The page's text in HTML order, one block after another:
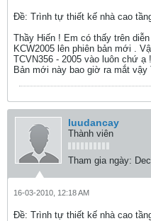
Ðề: Trình tự thiết kế nhà cao
Thầy Hiến ! Em có thấy trên
KCW2005 lên phiên bản mới .
TCVN356 - 2005 vào luôn chứ ạ !
Bản mới này bao giờ ra mắt
luudancay
Thành viên
Tham gia ngày:
16-03-2010, 12:18 AM
Ðề: Trình tự thiết kế nhà cao